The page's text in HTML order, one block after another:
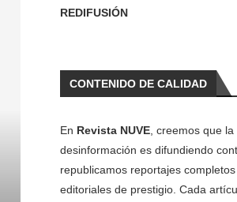
REDIFUSIÓN
CONTENIDO DE CALIDAD
En Revista NUVE, creemos que
desinformación es difundiendo
republicamos reportajes
editoriales de prestigio. Cada